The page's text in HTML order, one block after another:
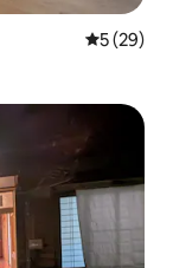
平均评分
5 (29)